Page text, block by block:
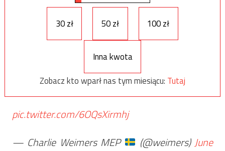
30 zł 50 zł 100 zł
Inna kwota
Zobacz kto wparł nas tym miesiącu: Tutaj
pic.twitter.com/6OQsXirmhj
— Charlie Weimers MEP
(@weimers)June